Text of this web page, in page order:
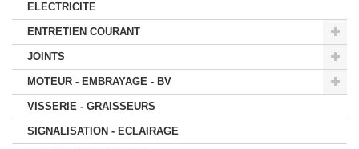
ELECTRICITE
ENTRETIEN COURANT
JOINTS
MOTEUR - EMBRAYAGE - BV
VISSERIE - GRAISSEURS
SIGNALISATION - ECLAIRAGE